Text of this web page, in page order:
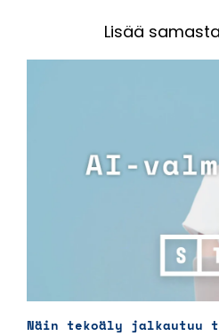
Lisää
Näin tekoäly jalkautuu